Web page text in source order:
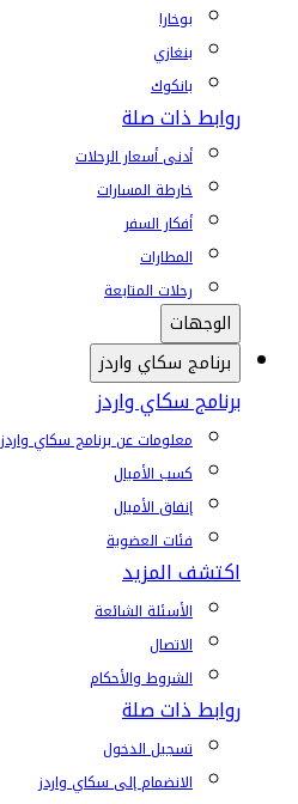
بوخارا
بنغازي
بانكوك
روابط ذات صلة
أدنى أسعار الرحلات
خارطة المسارات
أفكار السفر
المطارات
رحلات المتابعة
الوجهات
برنامج سكاي واردز
برنامج سكاي واردز
معلومات عن برنامج سكاي واردز
كسب الأميال
إنفاق الأميال
فئات العضوية
اكتشف المزيد
الأسئلة الشائعة
الاتصال
الشروط والأحكام
روابط ذات صلة
تسجيل الدخول
الانضمام إلى سكاي واردز